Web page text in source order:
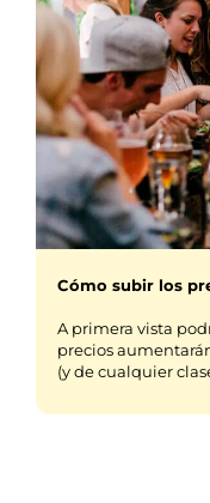
Cómo subir los
A primera vista
precios
(y de cualquier